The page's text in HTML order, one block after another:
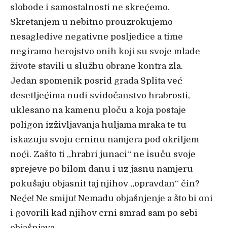
slobode i samostalnosti ne skrećemo.
Skretanjem u nebitno prouzrokujemo
nesagledive negativne posljedice a time
negiramo herojstvo onih koji su svoje mlade
živote stavili u službu obrane kontra zla.
Jedan spomenik posrid grada Splita već
desetljećima nudi svidočanstvo hrabrosti,
uklesano na kamenu ploču a koja postaje
poligon izživljavanja huljama mraka te tu
iskazuju svoju crninu namjera pod okriljem
noći. Zašto ti „hrabri junaci“ ne isuču svoje
sprejeve po bilom danu i uz jasnu namjeru
pokušaju objasnit taj njihov „opravdan“ čin?
Neće! Ne smiju! Nemadu objašnjenje a što bi oni
i govorili kad njihov crni smrad sam po sebi